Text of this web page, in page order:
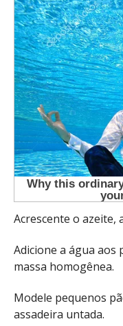
Acrescente o azeite,
Adicione a água aos
massa homogênea.
Modele pequenos
assadeira untada.